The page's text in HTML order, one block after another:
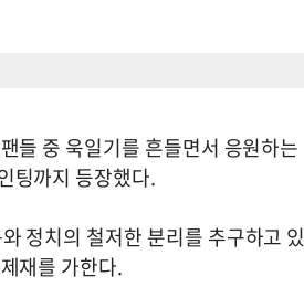
들 중 욱일기를 흔들면서 응원하는
팅까지 등장했다.
정치의 철저한 분리를 추구하고 있
재를 가한다.